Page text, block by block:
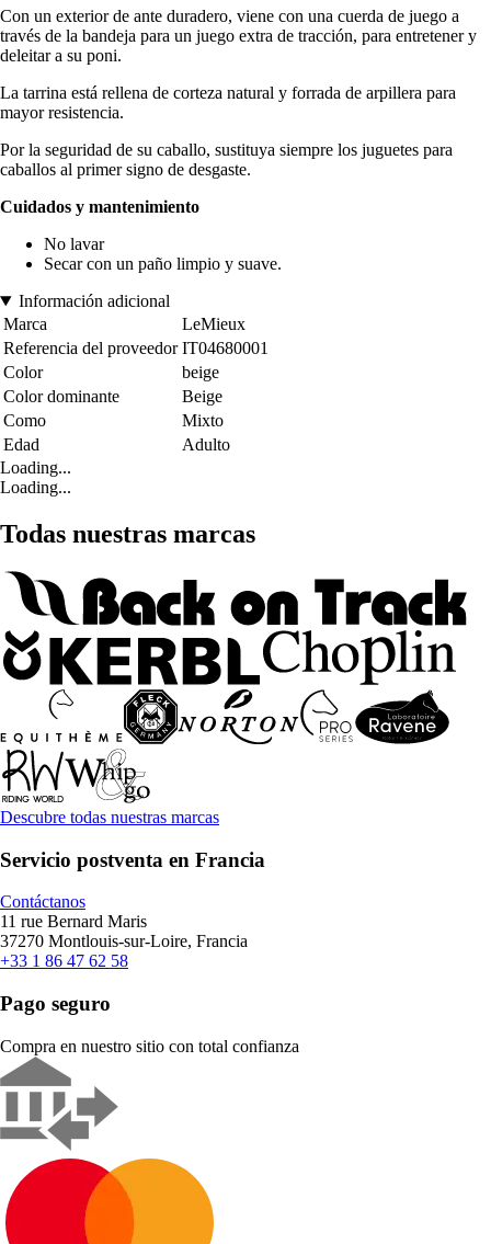
Con un exterior de ante duradero, viene con una cuerda de juego a
través de la bandeja para un juego extra de tracción, para entretener y
deleitar a su poni.
La tarrina está rellena de corteza natural y forrada de arpillera para
mayor resistencia.
Por la seguridad de su caballo, sustituya siempre los juguetes para
caballos al primer signo de desgaste.
Cuidados y mantenimiento
No lavar
Secar con un paño limpio y suave.
Información adicional
Marca
LeMieux
Referencia del proveedor IT04680001
Color
beige
Color dominante
Beige
Como
Mixto
Edad
Adulto
Loading...
Loading...
Todas nuestras marcas
Descubre todas nuestras marcas
Servicio postventa en Francia
Contáctanos
11 rue Bernard Maris
37270 Montlouis-sur-Loire, Francia
+33 1 86 47 62 58
Pago seguro
Compra en nuestro sitio con total confianza